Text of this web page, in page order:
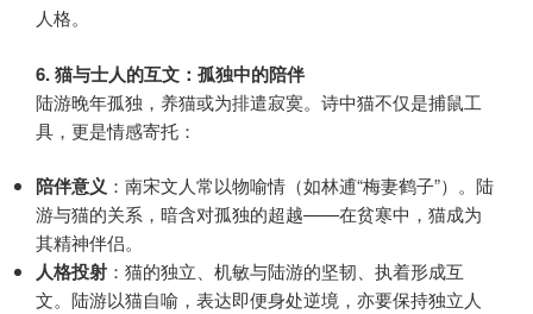
人格。
6. 猫与士人的互文：孤独中的陪伴
陆游晚年孤独，养猫或为排遣寂寞。诗中猫不仅是捕鼠工
具，更是情感寄托：
陪伴意义 ：南宋文人常以物喻情（如林逋“梅妻鹤子”）。陆
游与猫的关系，暗含对孤独的超越——在贫寒中，猫成为
其精神伴侣。
人格投射 ：猫的独立、机敏与陆游的坚韧、执着形成互
文。陆游以猫自喻，表达即便身处逆境，亦要保持独立人